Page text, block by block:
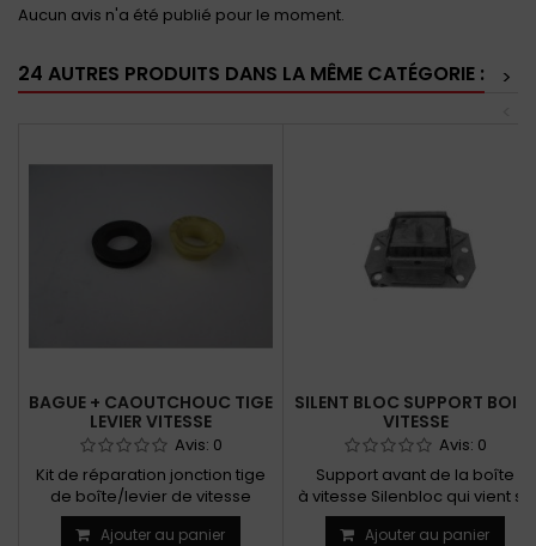
Aucun avis n'a été publié pour le moment.
24 AUTRES PRODUITS DANS LA MÊME CATÉGORIE :
>
BAGUE + CAOUTCHOUC TIGE
LEVIER VITESSE
Avis: 0
Kit de réparation jonction tige
de boîte/levier de vitesse
Ajouter au panier
SILENT BLOC SUPPORT BOITE
VITESSE
Avis: 0
Support avant de la boîte
à vitesse Silenbloc qui vient se
fixer sur le nez...
Ajouter au panier